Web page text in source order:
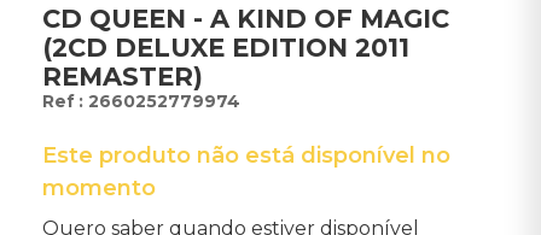
CD QUEEN - A KIND OF MAGIC
(2CD DELUXE EDITION 2011
REMASTER)
: 2660252779974
Este produto não está disponível no
momento
Quero saber quando estiver disponível